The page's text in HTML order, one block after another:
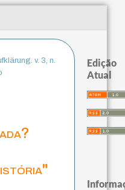
v. 3, n.
Edição
Atual